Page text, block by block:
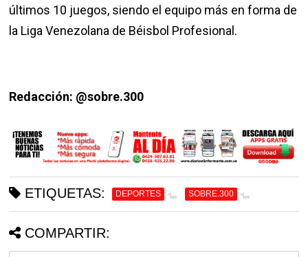
últimos 10 juegos, siendo el equipo más en forma de
la Liga Venezolana de Béisbol Profesional.
Redacción: @sobre.300
ETIQUETAS: DEPORTES SOBRE.300
COMPARTIR: